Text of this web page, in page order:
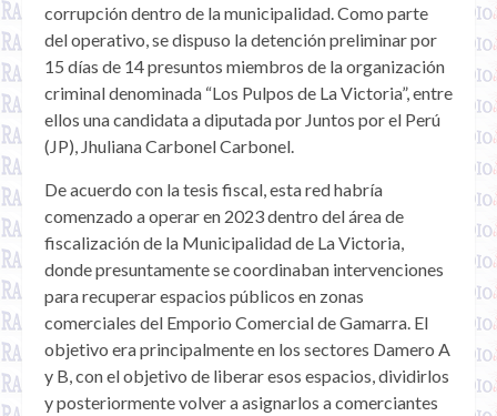
corrupción dentro de la municipalidad. Como parte
del operativo, se dispuso la detención preliminar por
15 días de 14 presuntos miembros de la organización
criminal denominada “Los Pulpos de La Victoria”, entre
ellos una candidata a diputada por Juntos por el Perú
(JP), Jhuliana Carbonel Carbonel.
De acuerdo con la tesis fiscal, esta red habría
comenzado a operar en 2023 dentro del área de
fiscalización de la Municipalidad de La Victoria,
donde presuntamente se coordinaban intervenciones
para recuperar espacios públicos en zonas
comerciales del Emporio Comercial de Gamarra. El
objetivo era principalmente en los sectores Damero A
y B, con el objetivo de liberar esos espacios, dividirlos
y posteriormente volver a asignarlos a comerciantes